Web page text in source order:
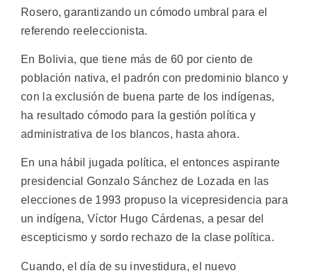
Rosero, garantizando un cómodo umbral para el
referendo reeleccionista.
En Bolivia, que tiene más de 60 por ciento de
población nativa, el padrón con predominio blanco y
con la exclusión de buena parte de los indígenas,
ha resultado cómodo para la gestión política y
administrativa de los blancos, hasta ahora.
En una hábil jugada política, el entonces aspirante
presidencial Gonzalo Sánchez de Lozada en las
elecciones de 1993 propuso la vicepresidencia para
un indígena, Víctor Hugo Cárdenas, a pesar del
escepticismo y sordo rechazo de la clase política.
Cuando, el día de su investidura, el nuevo